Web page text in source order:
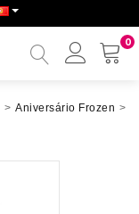
0
Minha
> Aniversário Frozen >